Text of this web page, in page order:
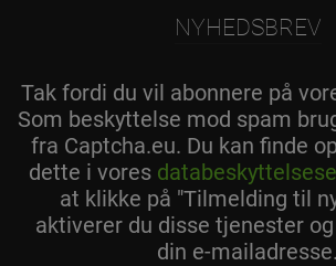
NYHEDSBREV
Tak fordi du vil abonnere på
Som beskyttelse mod spam
fra Captcha.eu. Du kan finde
dette i vores
at klikke på "Tilmelding til
aktiverer du disse tjenester
din e-mailadresse.